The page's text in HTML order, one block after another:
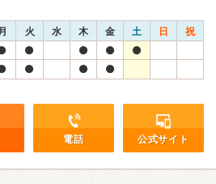
火 水 木 金 土 日 祝
電話 公式サイト